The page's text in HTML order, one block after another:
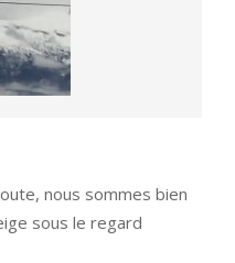
nous sommes bien
sous le regard